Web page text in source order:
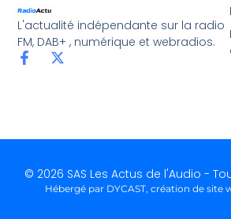
L'actualité indépendante sur la radio
FM, DAB+ , numérique et webradios.
© 2026 SAS Les Actus de l'Audio -
Hébergé par DYCAST, création de site